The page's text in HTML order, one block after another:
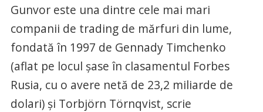
Gunvor este una dintre cele mai mari
companii de trading de mărfuri din lume,
fondată în 1997 de Gennady Timchenko
(aflat pe locul șase în clasamentul Forbes
Rusia, cu o avere netă de 23,2 miliarde de
dolari) și Torbjörn Törnqvist, scrie